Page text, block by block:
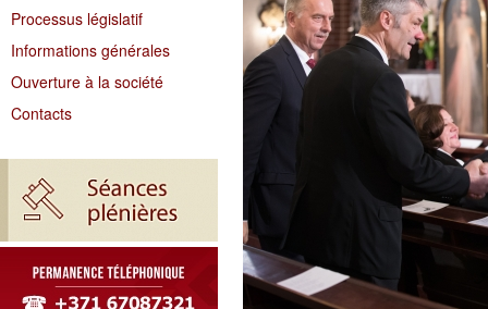
Processus législatif
Informations générales
Ouverture à la société
Contacts